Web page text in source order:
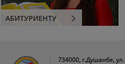
АБИТУРИЕНТУ
734000, г.Душанбе,